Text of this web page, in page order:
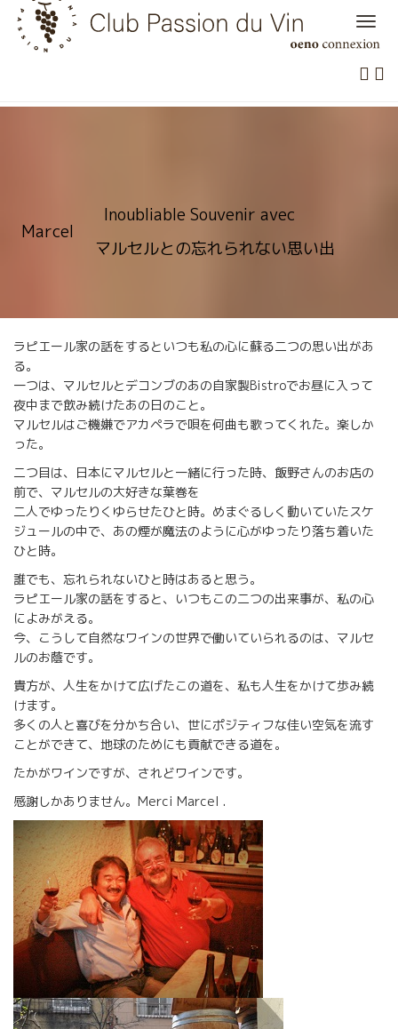
Skip
content
Inoubliable Souvenir avec
Marcel
マルセルとの忘れられない思い出
ラピエール家の話をするといつも私の心に蘇る二つの思い出があ
る。
一つは、マルセルとデコンブのあの自家製Bistroでお昼に入って
夜中まで飲み続けたあの日のこと。
マルセルはご機嫌でアカペラで唄を何曲も歌ってくれた。楽しか
った。
二つ目は、日本にマルセルと一緒に行った時、飯野さんのお店の
前で、マルセルの大好きな葉巻を
二人でゆったりくゆらせたひと時。めまぐるしく動いていたスケ
ジュールの中で、あの煙が魔法のように心がゆったり落ち着いた
ひと時。
誰でも、忘れられないひと時はあると思う。
ラピエール家の話をすると、いつもこの二つの出来事が、私の心
によみがえる。
今、こうして自然なワインの世界で働いていられるのは、マルセ
ルのお蔭です。
貴方が、人生をかけて広げたこの道を、私も人生をかけて歩み続
けます。
多くの人と喜びを分かち合い、世にポジティフな佳い空気を流す
ことができて、地球のためにも貢献できる道を。
たかがワインですが、されどワインです。
感謝しかありません。Merci Marcel .